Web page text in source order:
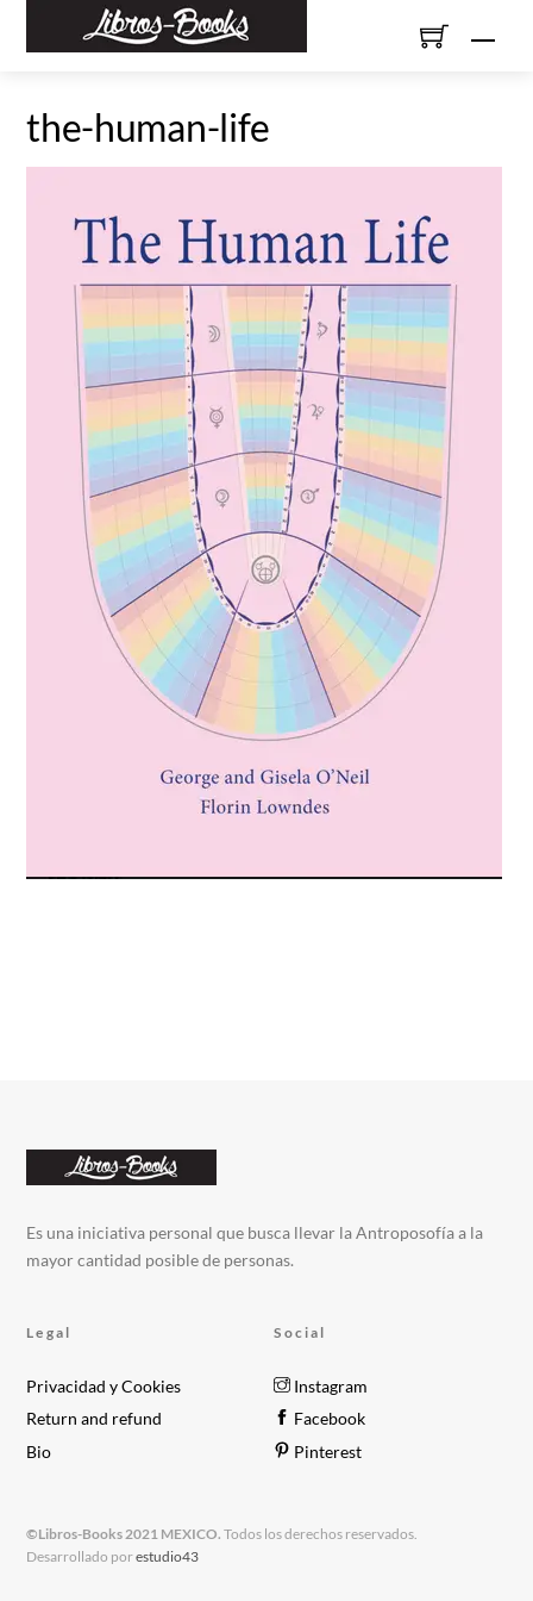
the-human-life
Es una iniciativa personal que busca llevar la Antroposofía a la
mayor cantidad posible de personas.
Legal
Privacidad y Cookies
Return and refund
Bio
Social
Instagram
Facebook
Pinterest
©Libros-Books 2021 MEXICO.Todos los derechos reservados.
Desarrollado porestudio43